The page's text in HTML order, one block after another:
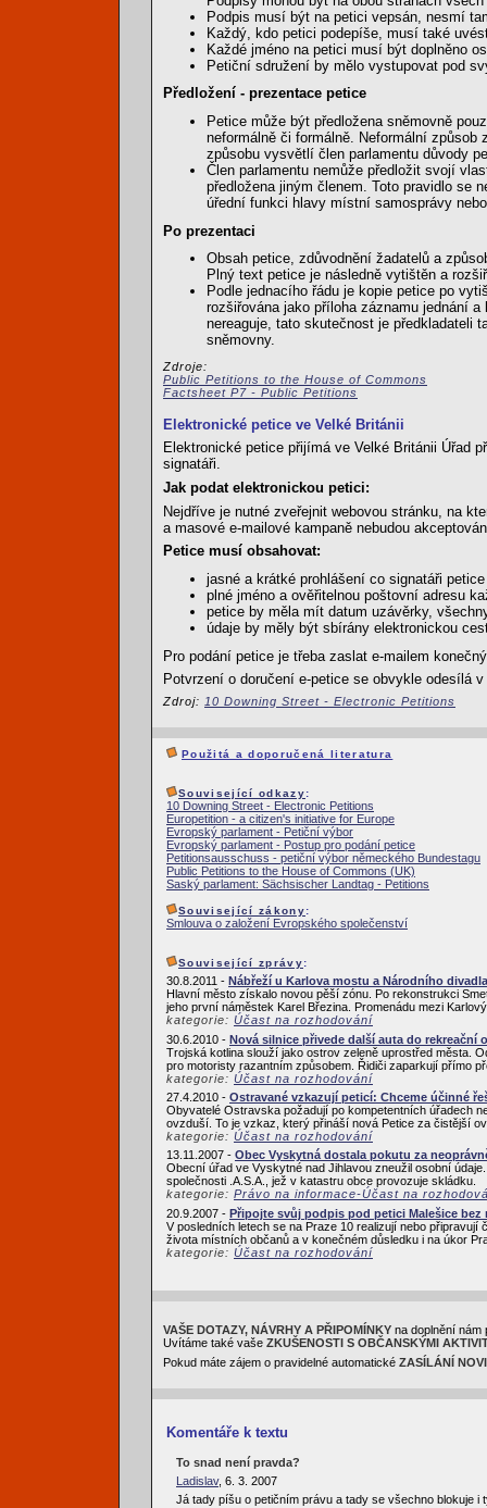
Podpis musí být na petici vepsán, nesmí
Každý, kdo petici podepíše, musí také
Každé jméno na petici musí být doplněno
Petiční sdružení by mělo vystupovat pod
Předložení - prezentace petice
Petice může být předložena sněmovně
neformálně či formálně. Neformální
způsobu vysvětlí člen parlamentu důvody
Člen parlamentu nemůže předložit svojí
předložena jiným členem. Toto pravidlo se
úřední funkci hlavy místní samosprávy
Po prezentaci
Obsah petice, zdůvodnění žadatelů a
Plný text petice je následně vytištěn a
Podle jednacího řádu je kopie petice po
rozšiřována jako příloha záznamu jednání
nereaguje, tato skutečnost je předkladateli
sněmovny.
Zdroje:
Public Petitions to the House of Commons
Factsheet P7 - Public Petitions
Elektronické petice ve Velké Británii
Elektronické petice přijímá ve Velké Británii Úřad
signatáři.
Jak podat elektronickou petici:
Nejdříve je nutné zveřejnit webovou stránku, na
a masové e-mailové kampaně nebudou
Petice musí obsahovat:
jasné a krátké prohlášení co signatáři
plné jméno a ověřitelnou poštovní adresu
petice by měla mít datum uzávěrky,
údaje by měly být sbírány elektronickou
Pro podání petice je třeba zaslat e-mailem
Potvrzení o doručení e-petice se obvykle odesílá
Zdroj: 10 Downing Street - Electronic Petitions
Použitá a doporučená literatura
Související odkazy:
10 Downing Street - Electronic Petitions
Europetition - a citizen's initiative for Europe
Evropský parlament - Petiční výbor
Evropský parlament - Postup pro podání petice
Petitionsausschuss - petiční výbor německého Bundestagu
Public Petitions to the House of Commons (UK)
Saský parlament: Sächsischer Landtag - Petitions
Související zákony:
Smlouva o založení Evropského společenství
Související zprávy:
30.8.2011 - Nábřeží u Karlova mostu a Národního
Hlavní město získalo novou pěší zónu. Po rekonstrukci
jeho první náměstek Karel Březina. Promenádu mezi
kategorie: Účast na rozhodování
30.6.2010 - Nová silnice přivede další auta do rekreační
Trojská kotlina slouží jako ostrov zeleně uprostřed města.
pro motoristy razantním způsobem. Řidiči zaparkují přímo
kategorie: Účast na rozhodování
27.4.2010 - Ostravané vzkazují peticí: Chceme účinné
Obyvatelé Ostravska požadují po kompetentních úřadech
ovzduší. To je vzkaz, který přináší nová Petice za čistější
kategorie: Účast na rozhodování
13.11.2007 - Obec Vyskytná dostala pokutu za
Obecní úřad ve Vyskytné nad Jihlavou zneužil osobní
společnosti .A.S.A., jež v katastru obce provozuje skládku.
kategorie: Právo na informace-Účast na
20.9.2007 - Připojte svůj podpis pod petici Malešice bez
V posledních letech se na Praze 10 realizují nebo
života místních občanů a v konečném důsledku i na úkor
kategorie: Účast na rozhodování
VAŠE DOTAZY, NÁVRHY A PŘIPOMÍNKY na doplnění
Uvítáme také vaše ZKUŠENOSTI S OBČANSKÝMI
Pokud máte zájem o pravidelné automatické ZASÍLÁNÍ
Komentáře k textu
To snad není pravda?
Ladislav, 6. 3. 2007
Já tady píšu o petičním právu a tady se všechno blokuje i